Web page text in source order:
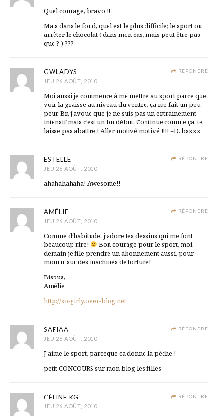
Quel courage, bravo !!
Mais dans le fond, quel est le plus difficile; le sport ou
arrêter le chocolat ( dans mon cas, mais peut être pas
que ? ) ???
RÉPONDRE
GWLADYS
JEU 26 AOÛT, 2010
Moi aussi je commence à me mettre au sport parce que
voir la graisse au niveau du ventre, ça me fait un peu
peur. Bn j’avoue que je ne suis pas un entrainement
intensif mais c’est un bn début. Continue comme ça, te
laisse pas abattre ! Aller motivé motivé !!!! =D. bsxxx
RÉPONDRE
ESTELLE
JEU 26 AOÛT, 2010
ahahahahaha! Awesome!!
RÉPONDRE
AMÉLIE
JEU 26 AOÛT, 2010
Comme d’habitude, j’adore tes dessins qui me font
beaucoup rire!
Bon courage pour le sport, moi
demain je file prendre un abonnement aussi, pour
mourir sur des machines de torture!
Bisous,
Amélie
http://so-girly.over-blog.net
RÉPONDRE
SAFIAA
JEU 26 AOÛT, 2010
J’aime le sport, parceque ca donne la pêche !
petit CONCOURS sur mon blog les filles
RÉPONDRE
CÉLINE KG
JEU 26 AOÛT, 2010